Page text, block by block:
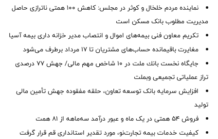
نماینده مردم خلخال و کوثر در مجلس: کاهش ۱۰۰ همتی ناترازی حاصل
مدیریت مطلوب بانک مسکن است
تکریم معاون فنی بیمه‌های اموال و انتصاب مدیر خزانه داری بیمه آسیا
مغایرت‌ باقیمانده حساب‌های مشتریان تا ۱۷ مرداد برطرف می‌شود
جایگاه نخست بانك ملت در 10 شاخص مهم مالی/ جهش 77 درصدی
تراز عملیاتی تجمیعی وبملت
افزایش سرمایه بانک توسعه تعاون، حلقه مفقوده جهش تأمین مالی
تولید
فروش 54 همتی در یک ماه و عبور درآمد سه‌ماهه از 81 همت
کیفیت خدمات بیمه تجارت‌نو، مورد تقدیر استانداری قم قرار گرفت